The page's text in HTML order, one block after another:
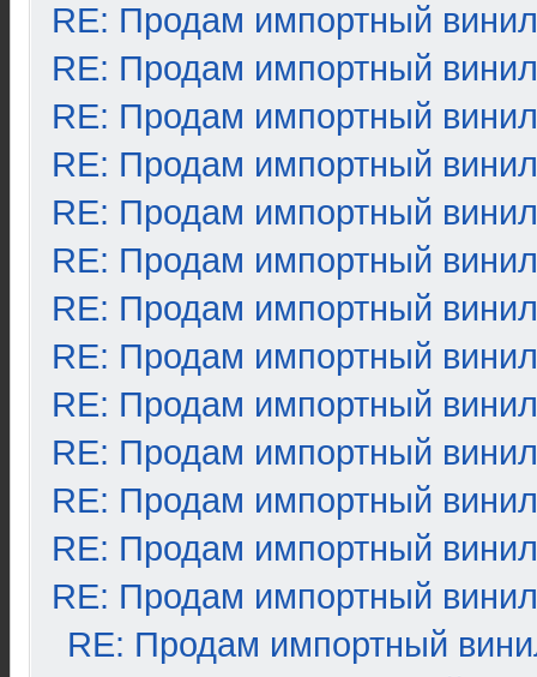
RE: Продам импортный винил
RE: Продам импортный винил
RE: Продам импортный винил
RE: Продам импортный винил
RE: Продам импортный винил
RE: Продам импортный винил
RE: Продам импортный винил
RE: Продам импортный винил
RE: Продам импортный винил
RE: Продам импортный винил
RE: Продам импортный винил
RE: Продам импортный винил
RE: Продам импортный винил
RE: Продам импортный